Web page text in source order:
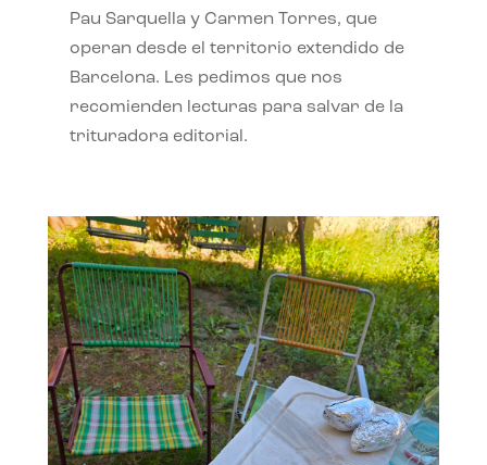
Pau Sarquella y Carmen Torres, que
operan desde el territorio extendido de
Barcelona. Les pedimos que nos
recomienden lecturas para salvar de la
trituradora editorial.